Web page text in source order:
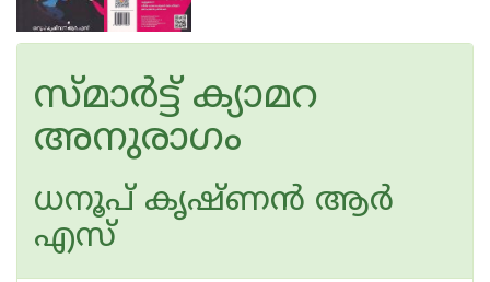
സ്മാർട്ട് ക്യാമറ
അനുരാഗം
ധനൂപ് കൃഷ്ണൻ ആർ
എസ്